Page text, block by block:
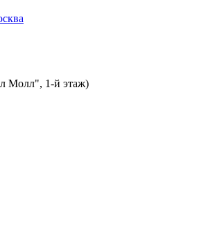
Молл", 1-й этаж)